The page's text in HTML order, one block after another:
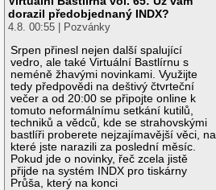
dorazil předobjednaný INDX?
4.8. 00:55 | Pozvánky
Srpen přinesl nejen další spalující
vedro, ale také Virtuální Bastlírnu s
neméně žhavými novinkami. Využijte
tedy předpovědi na deštivý čtvrteční
večer a od 20:00 se připojte online k
tomuto neformálnímu setkání kutilů,
techniků a vědců, kde se strahovskými
bastlíři proberete nejzajímavější věci, na
které jste narazili za poslední měsíc.
Pokud jde o novinky, řeč zcela jistě
přijde na systém INDX pro tiskárny
Průša, který na konci